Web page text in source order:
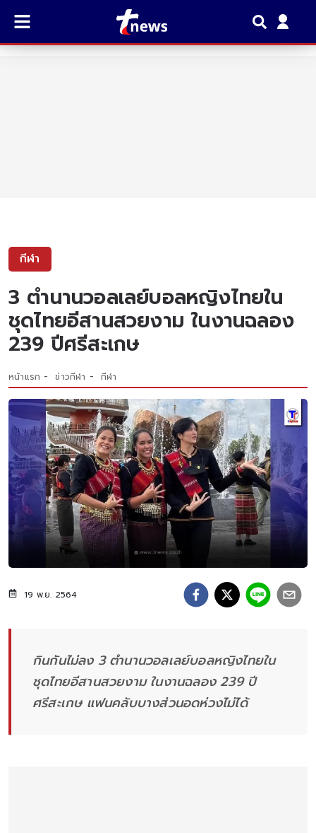
กีฬา
3 ตำนานวอลเลย์บอลหญิงไทยใน
ชุดไทยอีสานสวยงาม ในงานฉลอง
239 ปีศรีสะเกษ
หน้าแรก ข่าวกีฬา กีฬา
19 พ.ย. 2564
กินกันไม่ลง 3 ตำนานวอลเลย์บอลหญิงไทยใน
ชุดไทยอีสานสวยงาม ในงานฉลอง 239 ปี
ศรีสะเกษ แฟนคลับบางส่วนอดห่วงไม่ได้